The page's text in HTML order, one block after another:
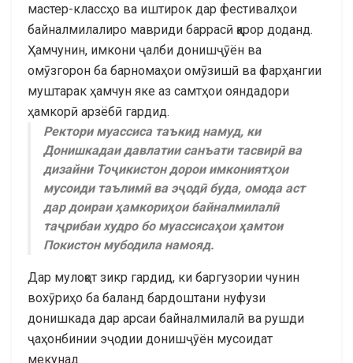
мастер-классҳо ва иштирок дар фестивалҳои
байналмилалиро мавриди баррасӣ қарор доданд.
Ҳамчунин, имкони ҷалби донишҷӯён ва
омӯзгорон ба барномаҳои омӯзишӣ ва фарҳангии
муштарак ҳамчун яке аз самтҳои ояндадори
ҳамкорӣ арзёбӣ гардид.
Ректори муассиса таъкид намуд, ки
Донишкадаи давлатии санъати тасвирӣ ва
дизайни Тоҷикистон дорои имкониятҳои
мусоиди таълимӣ ва эҷодӣ буда, омода аст
дар доираи ҳамкориҳои байналмилалӣ
таҷрибаи худро бо муассисаҳои ҳамтои
Покистон мубодила намояд.
Дар мулоқот зикр гардид, ки баргузории чунин
вохӯриҳо ба баланд бардоштани нуфузи
донишкада дар арсаи байналмилалӣ ва рушди
ҷаҳонбинии эҷодии донишҷӯён мусоидат
мекунад.